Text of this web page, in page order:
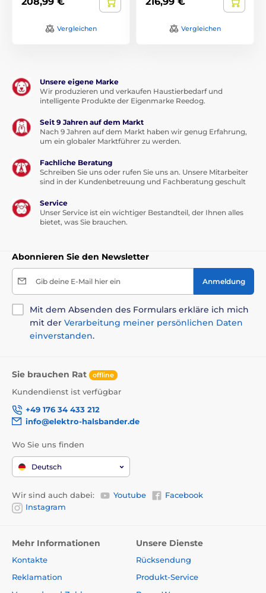
Vergleichen Vergleichen
Unsere eigene Marke
Wir produzieren und verkaufen Haustierbedarf und
intelligente Produkte der Eigenmarke Reedog.
Seit 9 Jahren auf dem Markt
Nach 9 Jahren auf dem Markt haben wir genug Erfahrung,
um ein globaler Marktführer zu werden.
Fachliche Beratung
Schreiben Sie uns oder rufen Sie uns an. Unsere Mitarbeiter
sind in der Kundenbetreuung und Fachberatung geschult
Service
Unser Service ist ein wichtiger Bestandteil, der Ihnen alles
bietet, was Sie brauchen.
Abonnieren Sie den Newsletter
Gib deine E-Mail hier ein Anmeldung
Mit dem Absenden des Formulars erkläre ich mich
mit der Verarbeitung meiner persönlichen Daten
einverstanden.
Sie brauchen Rat offline
Kundendienst ist verfügbar
+49 176 34 433 212
info@elektro-halsbander.de
Wo Sie uns finden
Deutsch
Wir sind auch dabei: Youtube
Facebook
Instagram
Mehr Informationen
Kontakte
Reklamation
Unsere Dienste
Rücksendung
Produkt-Service